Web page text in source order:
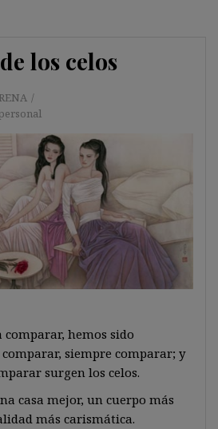
los celos
comparar, hemos sido
siempre comparar; y
surgen los celos.
casa mejor, un cuerpo más
más carismática.